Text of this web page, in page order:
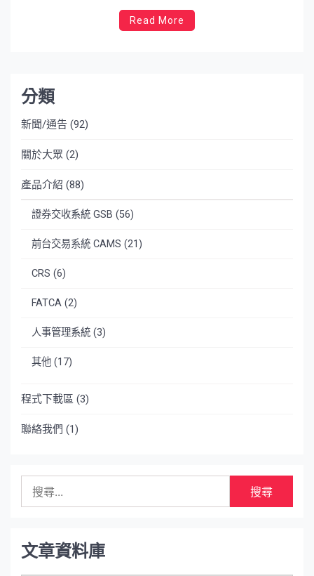
Read More
分類
新聞/通告 (92)
關於大眾 (2)
產品介紹 (88)
證券交收系統 GSB (56)
前台交易系統 CAMS (21)
CRS (6)
FATCA (2)
人事管理系統 (3)
其他 (17)
程式下載區 (3)
聯絡我們 (1)
字:
文章資料庫